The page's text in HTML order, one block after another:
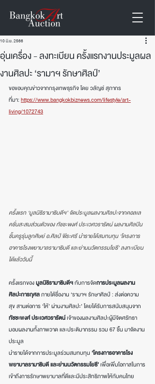
อุ่นเครื่อง - ลงทะเบียน ครั้งแรกงานประมูลผล
งานศิลปะ ‘รามาฯ รักษาศิลป์’
10 มิ.ย. 2566
ขอขอบคุณข่าวจากกรุงเทพธุรกิจ โดย วลัญช์ สุภากร
ที่มา: https://www.bangkokbiznews.com/lifestyle/art-
living/1072743
ครั้งแรก ‘มูลนิธิรามาธิบดีฯ’ จัดประมูลผลงานศิลปะจากคอลเล
คชั่นสะสมส่วนตัวของ ทัชชะพงศ์ ประเวศวรารัตน์ ผลงานศิลปิน
ชั้นครูรุ่นลูกศิษย์ อ.ศิลป์ พีระศรี นำรายได้สมทบทุน ‘โครงการ
อาคารโรงพยาบาลรามาธิบดี และย่านนวัตกรรมโยธี’ ลงทะเบียน
ได้แล้ววันนี้
ครั้งแรกของ มูลนิธิรามาธิบดีฯ กับการจัดการประมูลผลงาน
ศิลปะการกุศล ภายใต้ชื่องาน ‘รามาฯ รักษาศิลป์ : ส่งต่อความ
สุข สานต่อการ ‘ให้’ ผ่านงานศิลปะ’ โดยได้รับการสนับสนุนจาก
ทัชชะพงศ์ ประเวศวรารัตน์ เจ้าของผลงานศิลปะผู้มีจิตศรัทธา
มอบผลงานทั้งภาพวาด และประติมากรรม รวม 67 ชิ้น มาจัดงาน
ประมูล
นำรายได้จากการประมูลร่วมสมทบทุน ‘โครงการอาคารโรง
พยาบาลรามาธิบดี และย่านนวัตกรรมโยธี’ เพื่อเพิ่มโอกาสในการ
เข้าถึงการรักษาพยาบาลที่ดีและมีประสิทธิภาพให้กับคนไทย